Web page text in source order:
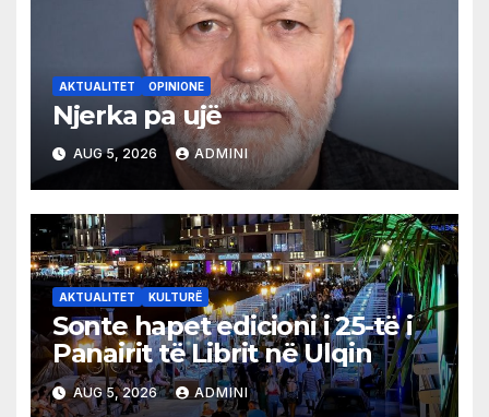
AKTUALITET OPINIONE
Njerka pa ujë
AUG 5, 2026 ADMINI
AKTUALITET KULTURË
Sonte hapet edicioni i 25-të i
Panairit të Librit në Ulqin
AUG 5, 2026 ADMINI